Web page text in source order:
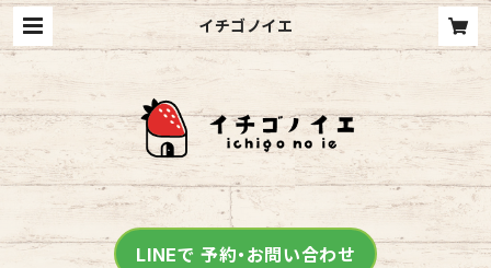
イチゴノイエ
LINEで 予約・お問い合わせ